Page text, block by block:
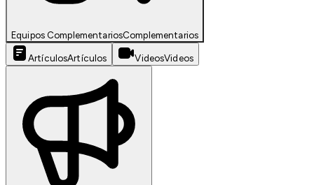
Equipos ComplementariosComplementarios
ArtículosArtículos VideosVideos